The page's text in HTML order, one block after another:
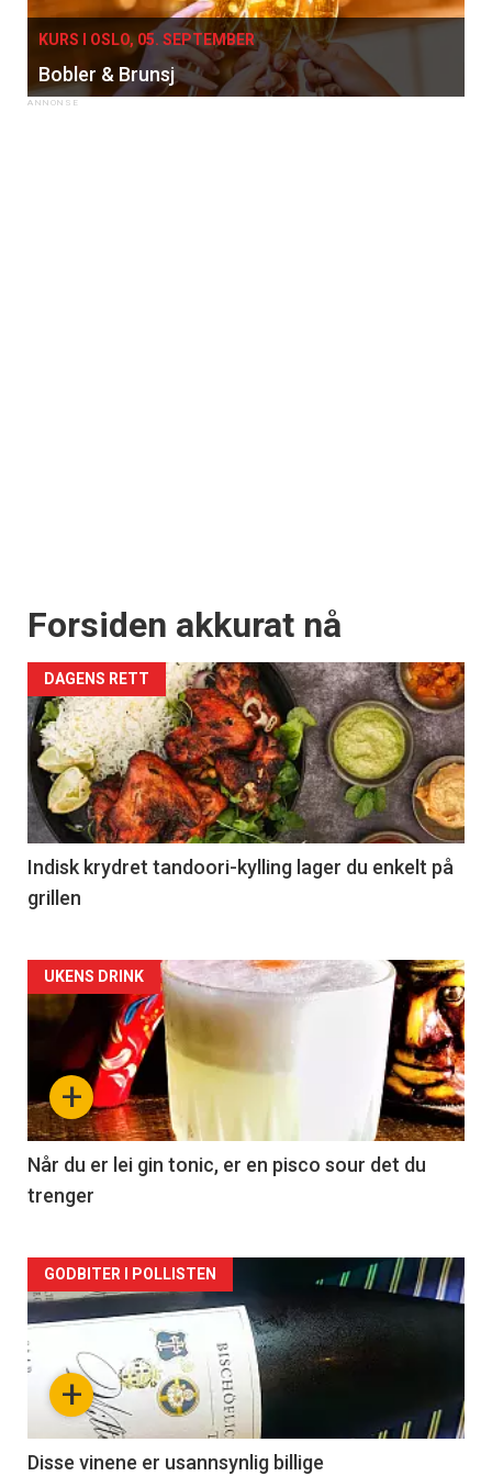
KURS I OSLO, 05. SEPTEMBER
Bobler & Brunsj
Forsiden akkurat nå
DAGENS RETT
Indisk krydret tandoori-kylling lager du enkelt på
grillen
Forsiden
akkurat
nå
-
2
+
UKENS DRINK
Når du er lei gin tonic, er en pisco sour det du
trenger
Forsiden
akkurat
nå
3
+
GODBITER I POLLISTEN
Disse vinene er usannsynlig billige